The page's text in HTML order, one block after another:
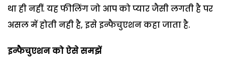
था ही नहीं. यह फीलिंग जो आप को प्यार जैसी लगती है पर
असल में होती नही है, इसे इन्फैचुएशन कहा जाता है.
इन्फैचुएशन को ऐसे समझें